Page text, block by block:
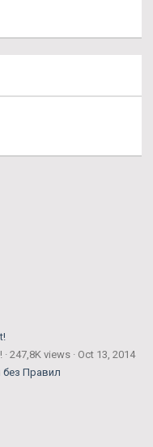
247,8K views · Oct 13, 2014
без Правил